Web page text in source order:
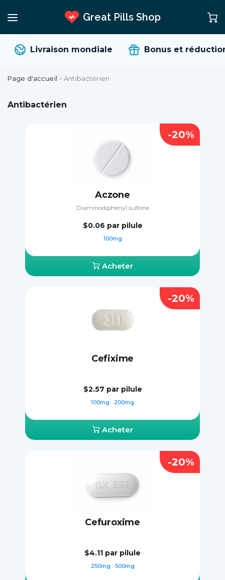
Great Pills Shop
Livraison mondiale Bonus et réductions
Page d'accueil >Antibactérien
Antibactérien
Aczone
Diaminodiphenyl sulfone
$0.06 par pilule
100mg
Acheter
-20%
Cefixime
$2.57 par pilule
100mg 200mg
Acheter
-20%
Cefuroxime
$4.11 par pilule
250mg 500mg
-20%